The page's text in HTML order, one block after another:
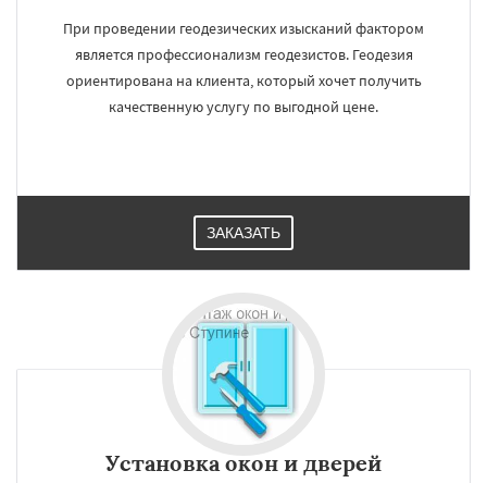
При проведении геодезических изысканий фактором
является профессионализм геодезистов. Геодезия
ориентирована на клиента, который хочет получить
качественную услугу по выгодной цене.
ЗАКАЗАТЬ
Установка окон и дверей